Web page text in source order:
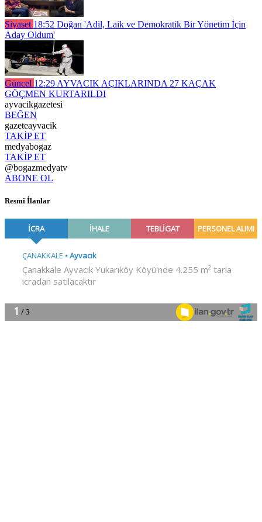
Siyaset 18:52 Doğan 'Adil, Laik ve Demokratik Bir Yönetim İçin
Aday Oldum'
Güncel 12:29 AYVACIK AÇIKLARINDA 27 KAÇAK
GÖÇMEN KURTARILDI
ayvacikgazetesi
BEĞEN
gazeteayvacik
TAKİP ET
medyabogaz
TAKİP ET
@bogazmedyatv
ABONE OL
Resmî İlanlar